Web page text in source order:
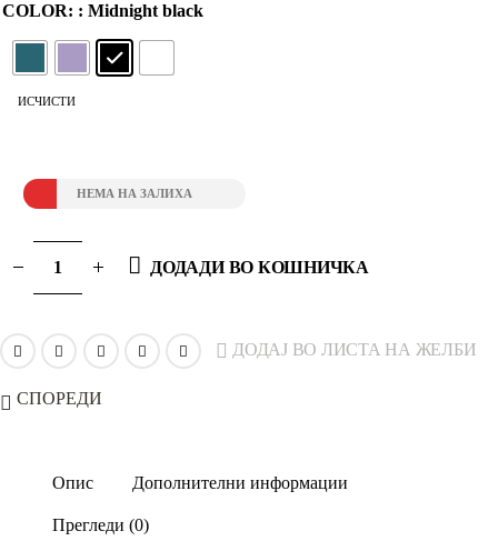
COLOR : Midnight black
ИСЧИСТИ
НЕМА НА ЗАЛИХА
ДОДАДИ ВО КОШНИЧКА
ДОДАЈ ВО ЛИСТА НА ЖЕЛБИ
СПОРЕДИ
Опис Дополнителни информации
Прегледи (0)